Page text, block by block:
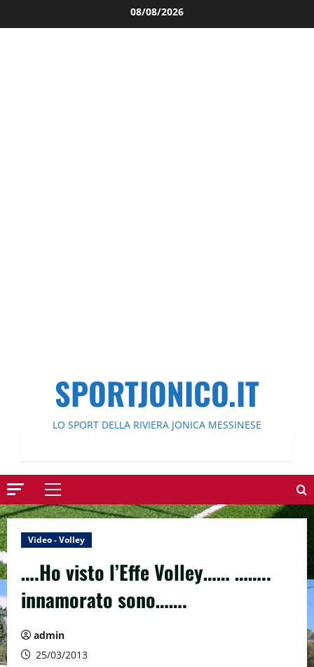
al
08/08/2026
SPORTJONICO.IT
LO SPORT DELLA RIVIERA JONICA MESSINESE
Menu
principale
Video - Volley
….Ho visto l’Effe Volley…… ……..
innamorato sono…….
admin
25/03/2013